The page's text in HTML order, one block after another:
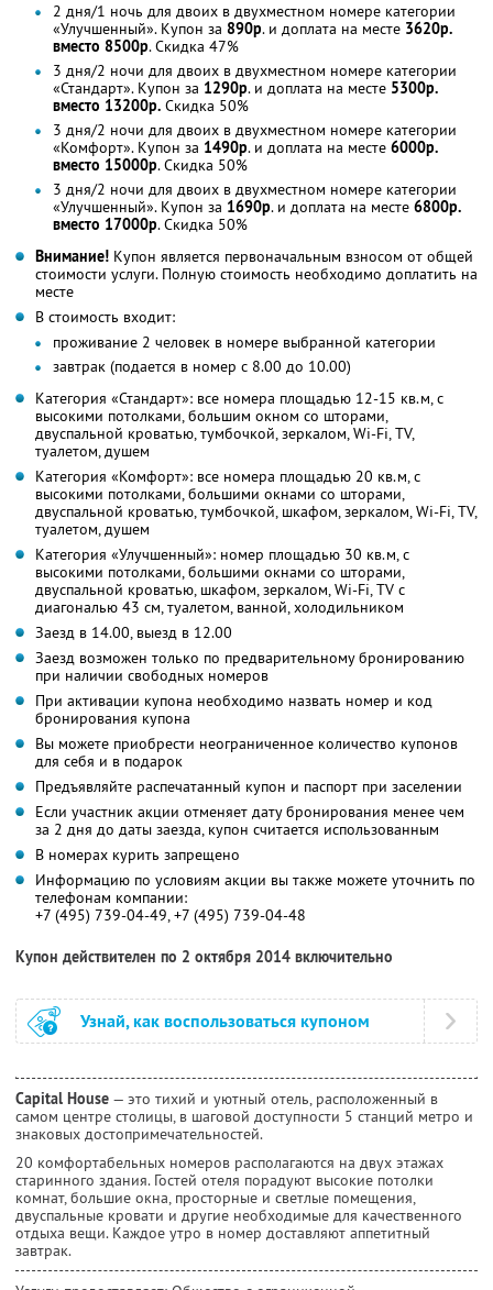
2 дня/1 ночь для двоих в двухместном номере категории
«Улучшенный». Купон за 890р. и доплата на месте 3620р.
вместо 8500р. Скидка 47%
3 дня/2 ночи для двоих в двухместном номере категории
«Стандарт». Купон за 1290р. и доплата на месте 5300р.
вместо 13200р. Скидка 50%
3 дня/2 ночи для двоих в двухместном номере категории
«Комфорт». Купон за 1490р. и доплата на месте 6000р.
вместо 15000р. Скидка 50%
3 дня/2 ночи для двоих в двухместном номере категории
«Улучшенный». Купон за 1690р. и доплата на месте 6800р.
вместо 17000р. Скидка 50%
Внимание! Купон является первоначальным взносом от общей
стоимости услуги. Полную стоимость необходимо доплатить на
месте
В стоимость входит:
проживание 2 человек в номере выбранной категории
завтрак (подается в номер с 8.00 до 10.00)
Категория «Стандарт»: все номера площадью 12-15 кв.м, с
высокими потолками, большим окном со шторами,
двуспальной кроватью, тумбочкой, зеркалом, Wi-Fi, TV,
туалетом, душем
Категория «Комфорт»: все номера площадью 20 кв.м, с
высокими потолками, большими окнами со шторами,
двуспальной кроватью, тумбочкой, шкафом, зеркалом, Wi-Fi, TV,
туалетом, душем
Категория «Улучшенный»: номер площадью 30 кв.м, с
высокими потолками, большими окнами со шторами,
двуспальной кроватью, шкафом, зеркалом, Wi-Fi, TV с
диагональю 43 см, туалетом, ванной, холодильником
Заезд в 14.00, выезд в 12.00
Заезд возможен только по предварительному бронированию
при наличии свободных номеров
При активации купона необходимо назвать номер и код
бронирования купона
Вы можете приобрести неограниченное количество купонов
для себя и в подарок
Предъявляйте распечатанный купон и паспорт при заселении
Если участник акции отменяет дату бронирования менее чем
за 2 дня до даты заезда, купон считается использованным
В номерах курить запрещено
Информацию по условиям акции вы также можете уточнить по
телефонам компании:
+7 (495) 739-04-49, +7 (495) 739-04-48
Купон действителен по 2 октября 2014 включительно
Узнай, как воспользоваться купоном
Capital House — это тихий и уютный отель, расположенный в
самом центре столицы, в шаговой доступности 5 станций метро и
знаковых достопримечательностей.
20 комфортабельных номеров располагаются на двух этажах
старинного здания. Гостей отеля порадуют высокие потолки
комнат, большие окна, просторные и светлые помещения,
двуспальные кровати и другие необходимые для качественного
отдыха вещи. Каждое утро в номер доставляют аппетитный
завтрак.